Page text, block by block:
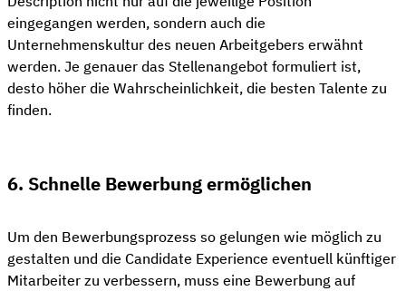
eingegangen werden, sondern auch die
Unternehmenskultur des neuen Arbeitgebers erwähnt
werden. Je genauer das Stellenangebot formuliert ist,
desto höher die Wahrscheinlichkeit, die besten Talente zu
finden.
6. Schnelle Bewerbung ermöglichen
Um den Bewerbungsprozess so gelungen wie möglich zu
gestalten und die Candidate Experience eventuell künftiger
Mitarbeiter zu verbessern, muss eine Bewerbung auf